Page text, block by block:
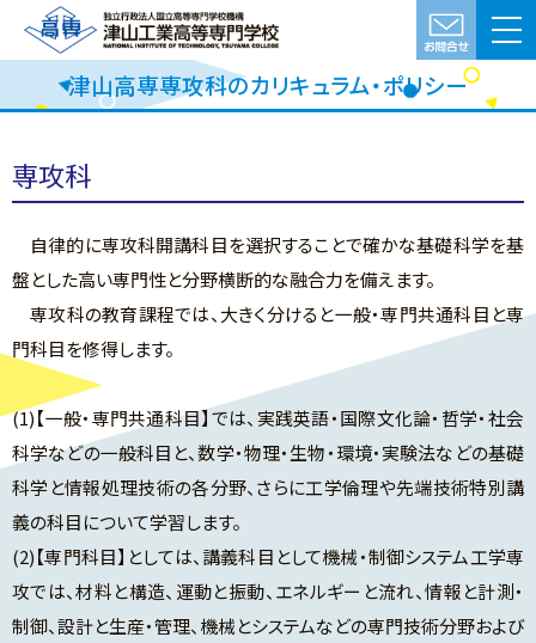
津山高専専攻科のカリキュラム・ポリシー
専攻科
自律的に専攻科開講科目を選択することで確かな基礎科学を基
盤とした高い専門性と分野横断的な融合力を備えます。
専攻科の教育課程では、大きく分けると一般・専門共通科目と専
門科目を修得します。
(1)【一般・専門共通科目】では、実践英語・国際文化論・哲学・社会
科学などの一般科目と、数学・物理・生物・環境・実験法などの基礎
科学と情報処理技術の各分野、さらに工学倫理や先端技術特別講
義の科目について学習します。
(2)【専門科目】としては、講義科目として機械・制御システム工学専
攻では、材料と構造、運動と振動、エネルギーと流れ、情報と計測・
制御、設計と生産・管理、機械とシステムなどの専門技術分野および